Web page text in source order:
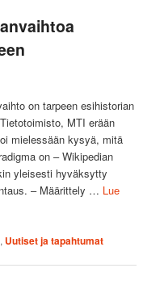
on tarpeen esihistorian
MTI erään
mielessään kysyä, mitä
on – Wikipedian
yleisesti hyväksytty
– Määrittely … Lue
, Uutiset ja tapahtumat